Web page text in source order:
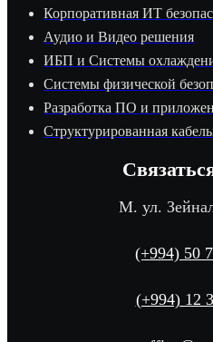
Корпоративная ИТ
Аудио и Видео решения
ИБП и Системы
Системы физической
Разработка ПО и
Структурированная
М. ул.
(+994) 50
(+994) 12